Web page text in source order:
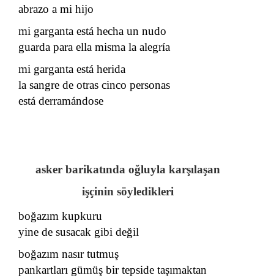
abrazo a mi hijo
mi garganta está hecha un nudo
guarda para ella misma la alegría
mi garganta está herida
la sangre de otras cinco personas
está derramándose
asker barikatında oğluyla karşılaşan
işçinin söyledikleri
boğazım kupkuru
yine de susacak gibi değil
boğazım nasır tutmuş
pankartları gümüş bir tepside taşımaktan